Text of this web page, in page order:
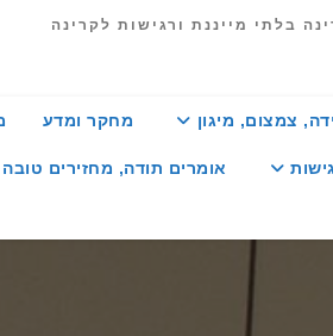
בלתי מייננת ורגישות לקרינה
צמצום, מיגון מחקר ומדע
אומרים תודה, מחזירים